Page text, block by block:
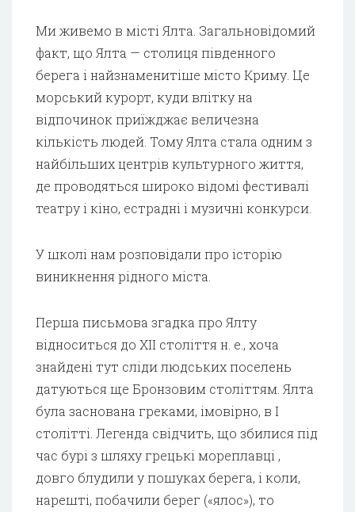
Ми живемо в місті Ялта. Загальновідомий
факт, що Ялта — столиця південного
берега і найзнаменитіше місто Криму. Це
морський курорт, куди влітку на
відпочинок приїжджає величезна
кількість людей. Тому Ялта стала одним з
найбільших центрів культурного життя,
де проводяться широко відомі фестивалі
театру і кіно, естрадні і музичні конкурси.
У школі нам розповідали про історію
виникнення рідного міста.
Перша письмова згадка про Ялту
відноситься до XII століття н. е., хоча
знайдені тут сліди людських поселень
датуються ще Бронзовим століттям. Ялта
була заснована греками, імовірно, в І
столітті. Легенда свідчить, що збилися під
час бурі з шляху грецькі мореплавці ,
довго блудили у пошуках берега, і коли,
нарешті, побачили берег («ялос»), то